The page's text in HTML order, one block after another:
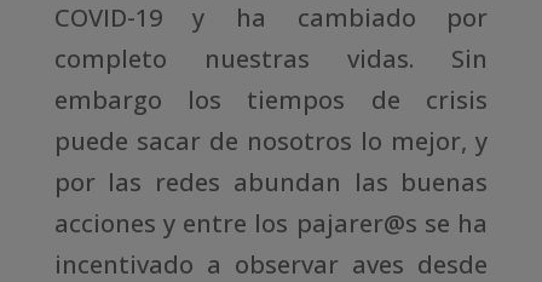
COVID-19 y ha cambiado por
completo nuestras vidas. Sin
embargo los tiempos de crisis
puede sacar de nosotros lo mejor, y
por las redes abundan las buenas
acciones y entre los pajarer@s se ha
incentivado a observar aves desde